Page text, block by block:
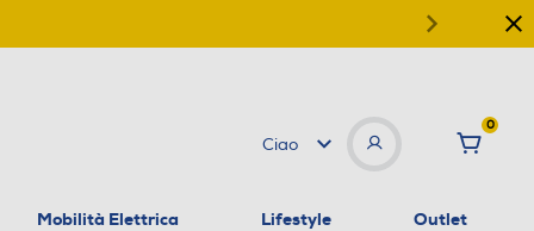
Ciao
0
Mobilità Elettrica Lifestyle Outlet